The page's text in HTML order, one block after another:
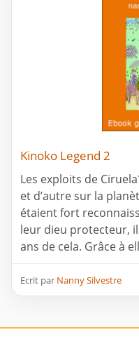
Kinoko Legend 2
Les exploits de
et d’autre sur la
étaient fort
leur dieu protecteur,
ans de cela. Grâce à
Ecrit par Nanny Silvestre